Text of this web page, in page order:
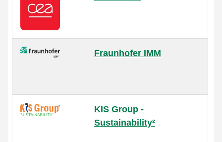
Fraunhofer IMM
KIS Group -
Sustainability²